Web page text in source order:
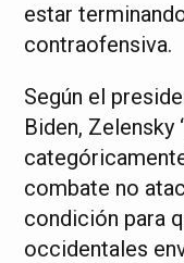
estar
contraofensiva.
Según el
Biden, Zelensky
combate no
condición para
occidentales